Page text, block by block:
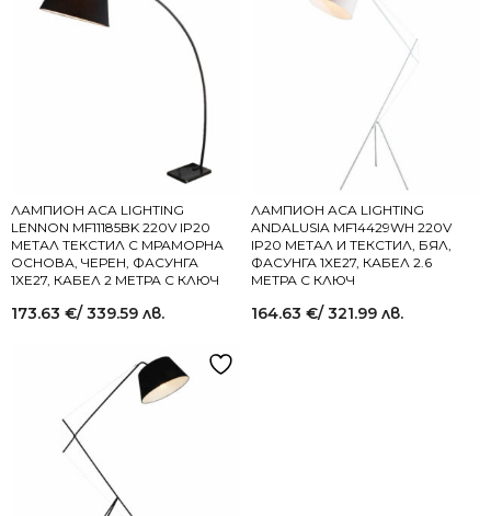
ЛАМПИОН ACA LIGHTING
LENNON MF11185BK 220V IP20
МЕТАЛ ТЕКСТИЛ С МРАМОРНА
ОСНОВА, ЧЕРЕН, ФАСУНГА
1XЕ27, КАБЕЛ 2 МЕТРА С КЛЮЧ
173.63 €/ 339.59 лв.
ЛАМПИОН ACA LIGHTING
ANDALUSIA MF14429WH 220V
IP20 МЕТАЛ И ТЕКСТИЛ, БЯЛ,
ФАСУНГА 1XЕ27, КАБЕЛ 2.6
МЕТРА С КЛЮЧ
164.63 €/ 321.99 лв.